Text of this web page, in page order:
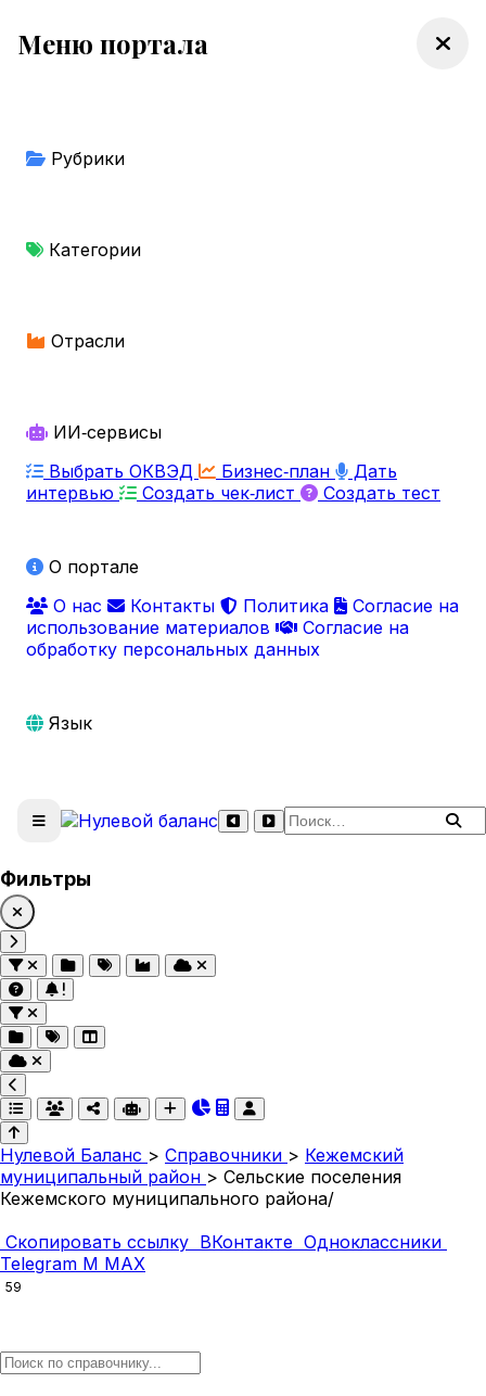
Меню портала
Рубрики
Категории
Отрасли
ИИ‑сервисы
Выбрать ОКВЭД
Бизнес‑план
Дать
интервью
Создать чек‑лист Создать тест
О портале
О нас
Контакты Политика
Согласие на
использование материалов
Согласие на
обработку персональных данных
Язык
Поиск по сайту
Фильтры
Нулевой Баланс > Справочники > Кежемский
муниципальный район > Сельские поселения
Кежемского муниципального района/
Скопировать ссылку ВКонтакте Одноклассники
Telegram M MAX
59